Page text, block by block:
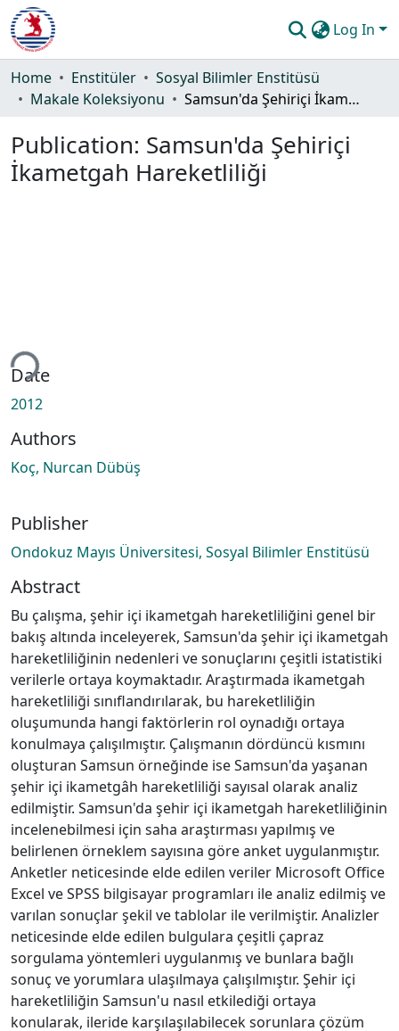
Log In
Communities & Collections
Statistics
Guide
Home Enstitüler
Sosyal Bilimler Enstitüsü
Makale Koleksiyonu
Samsun'da Şehiriçi İkametgah Hareketliliği
Publication: Samsun'da Şehiriçi
İkametgah Hareketliliği
Date
2012
Authors
Koç, Nurcan Dübüş
Publisher
Ondokuz Mayıs Üniversitesi, Sosyal Bilimler Enstitüsü
Abstract
Bu çalışma, şehir içi ikametgah hareketliliğini genel bir
bakış altında inceleyerek, Samsun'da şehir içi ikametgah
hareketliliğinin nedenleri ve sonuçlarını çeşitli istatistiki
verilerle ortaya koymaktadır. Araştırmada ikametgah
hareketliliği sınıflandırılarak, bu hareketliliğin
oluşumunda hangi faktörlerin rol oynadığı ortaya
konulmaya çalışılmıştır. Çalışmanın dördüncü kısmını
oluşturan Samsun örneğinde ise Samsun'da yaşanan
şehir içi ikametgâh hareketliliği sayısal olarak analiz
edilmiştir. Samsun'da şehir içi ikametgah hareketliliğinin
incelenebilmesi için saha araştırması yapılmış ve
belirlenen örneklem sayısına göre anket uygulanmıştır.
Anketler neticesinde elde edilen veriler Microsoft Office
Excel ve SPSS bilgisayar programları ile analiz edilmiş ve
varılan sonuçlar şekil ve tablolar ile verilmiştir. Analizler
neticesinde elde edilen bulgulara çeşitli çapraz
sorgulama yöntemleri uygulanmış ve bunlara bağlı
sonuç ve yorumlara ulaşılmaya çalışılmıştır. Şehir içi
hareketliliğin Samsun'u nasıl etkilediği ortaya
konularak, ileride karşılaşılabilecek sorunlara çözüm